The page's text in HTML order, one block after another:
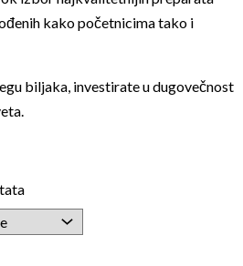
kako početnicima tako i
biljaka, investirate u dugovečnost